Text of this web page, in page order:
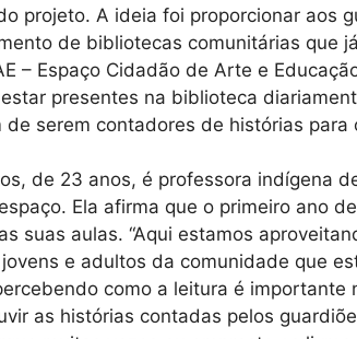
projeto. A ideia foi proporcionar aos
de bibliotecas comunitárias que
– Espaço Cidadão de Arte e
presentes na biblioteca
de serem contadores de histórias para
de 23 anos, é professora indígena
Ela afirma que o primeiro ano
suas aulas. “Aqui estamos
e adultos da comunidade que
como a leitura é importante
as histórias contadas pelos